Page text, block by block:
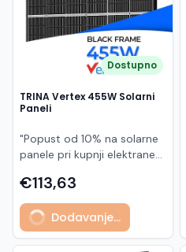
Dostupno
TRINA Vertex 455W Solarni
Paneli
"Popust od 10% na solarne
panele pri kupnji elektrane
Model TSM-455NEG9R.28
predstavlja napredni
glass/glass N-type solarni
modul s visokom
učinkovitošću, dugim
€113,63
Dodavanje...